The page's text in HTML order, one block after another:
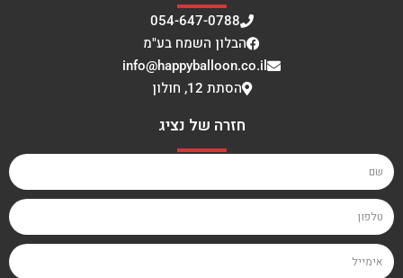
054-647-0788
הבלון השמח בע"מ
info@happyballoon.co.il
הסתת 12, חולון
חזרה של נציג